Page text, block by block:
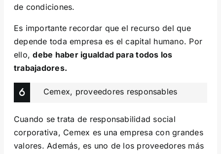
de condiciones.
Es importante recordar que el recurso del que
depende toda empresa es el capital humano. Por
ello,debe haber igualdad para todos los
trabajadores.
Cemex, proveedores responsables
Cuando se trata de responsabilidad social
corporativa, Cemex es una empresa con grandes
valores. Además, es uno de los proveedores más